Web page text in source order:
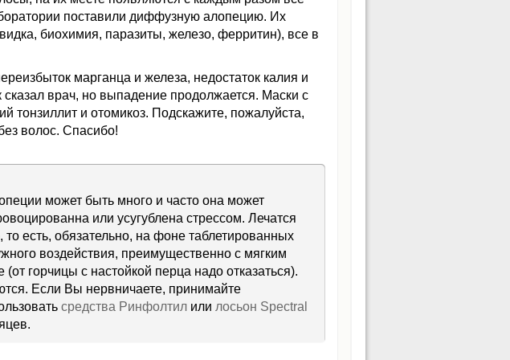
поставили диффузную алопецию. Их
биохимия, паразиты, железо, ферритин), все в
марганца и железа, недостаток калия и
врач, но выпадение продолжается. Маски с
тонзиллит и отомикоз. Подскажите, пожалуйста,
волос. Спасибо!
может быть много и часто она может
или усугублена стрессом. Лечатся
есть, обязательно, на фоне таблетированных
воздействия, преимущественно с мягким
горчицы с настойкой перца надо отказаться).
Если Вы нервничаете, принимайте
средства Ринфолтил или лосьон Spectral